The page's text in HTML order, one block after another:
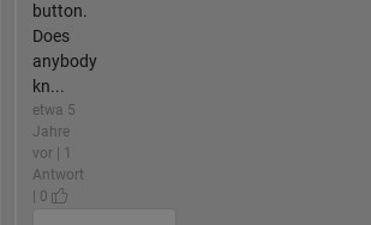
button.
Does
anybody
kn...
etwa 5
Jahre
vor | 1
Antwort
| 0